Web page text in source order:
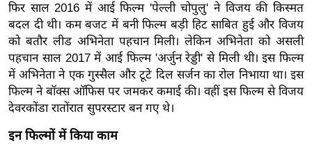
हि
त्य
ज
ग
त
ऑ
टो
फिर साल 2016 में आई फिल्म 'पेल्ली चोपुलु' ने विजय की किस्मत
बदल दी थी। कम बजट में बनी फिल्म बड़ी हिट साबित हुई और विजय
को बतौर लीड अभिनेता पहचान मिली। लेकिन अभिनेता को असली
पहचान साल 2017 में आई फिल्म 'अर्जुन रेड्डी' से मिली थी। इस फिल्म
में अभिनेता ने एक गुस्सैल और टूटे दिल सर्जन का रोल निभाया था। इस
फिल्म ने बॉक्स ऑफिस पर जमकर कमाई की। वहीं इस फिल्म से विजय
देवरकोंडा रातोंरात सुपरस्टार बन गए थे।
इन फिल्मों में किया काम